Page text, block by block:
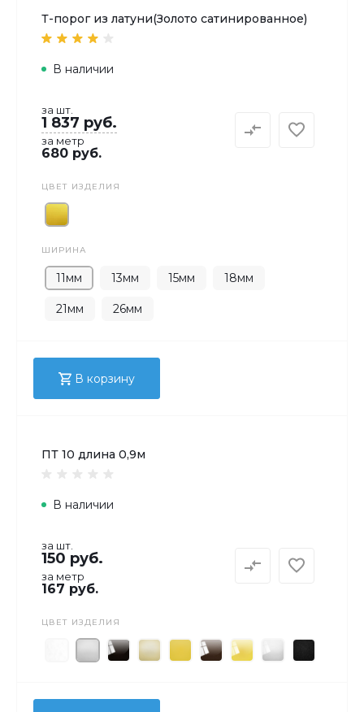
Т-порог из латуни(Золото сатинированное)
В наличии
за шт.
1 837 руб.
за метр
680 руб.
ЦВЕТ ИЗДЕЛИЯ
ШИРИНА
11мм 13мм 15мм 18мм
21мм 26мм
В корзину
ПТ 10 длина 0,9м
В наличии
за шт.
150 руб.
за метр
167 руб.
ЦВЕТ ИЗДЕЛИЯ